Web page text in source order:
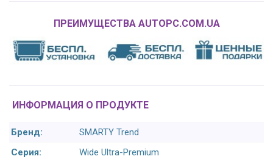
ПРЕИМУЩЕСТВА AUTOPC.COM.UA
ИНФОРМАЦИЯ О ПРОДУКТЕ
Бренд:
SMARTY Trend
Серия:
Wide Ultra-Premium